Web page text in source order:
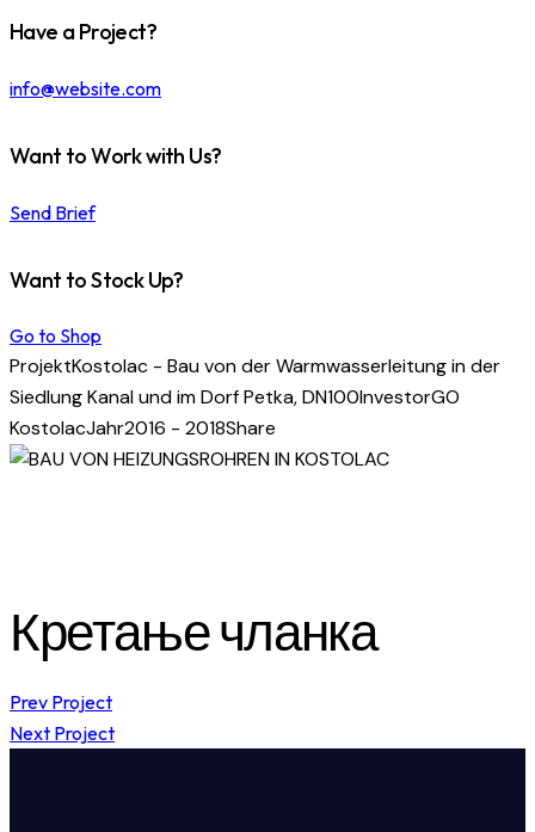
Have a Project?
info@website.com
Want to Work with Us?
Send Brief
Want to Stock Up?
Go to Shop
ProjektKostolac - Bau von der Warmwasserleitung in der
Siedlung Kanal und im Dorf Petka, DN100InvestorGO
KostolacJahr2016 - 2018Share
Кретање чланка
Prev Project
Next Project